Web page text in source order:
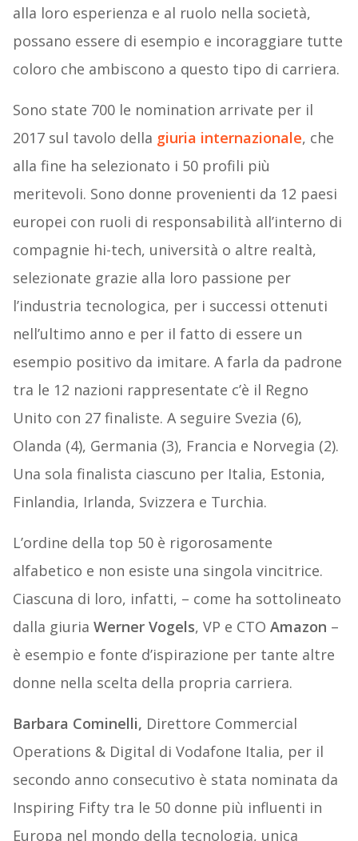
alla loro esperienza e al ruolo nella società,
possano essere di esempio e incoraggiare tutte
coloro che ambiscono a questo tipo di carriera.
Sono state 700 le nomination arrivate per il
2017 sul tavolo della giuria internazionale, che
alla fine ha selezionato i 50 profili più
meritevoli. Sono donne provenienti da 12 paesi
europei con ruoli di responsabilità all’interno di
compagnie hi-tech, università o altre realtà,
selezionate grazie alla loro passione per
l’industria tecnologica, per i successi ottenuti
nell’ultimo anno e per il fatto di essere un
esempio positivo da imitare. A farla da padrone
tra le 12 nazioni rappresentate c’è il Regno
Unito con 27 finaliste. A seguire Svezia (6),
Olanda (4), Germania (3), Francia e Norvegia (2).
Una sola finalista ciascuno per Italia, Estonia,
Finlandia, Irlanda, Svizzera e Turchia.
L’ordine della top 50 è rigorosamente
alfabetico e non esiste una singola vincitrice.
Ciascuna di loro, infatti, – come ha sottolineato
dalla giuria Werner Vogels, VP e CTO Amazon –
è esempio e fonte d’ispirazione per tante altre
donne nella scelta della propria carriera.
Barbara Cominelli, Direttore Commercial
Operations & Digital di Vodafone Italia, per il
secondo anno consecutivo è stata nominata da
Inspiring Fifty tra le 50 donne più influenti in
Europa nel mondo della tecnologia, unica